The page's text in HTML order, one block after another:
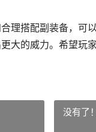
理搭配副装备，可
大的威力。希望玩
没有了！